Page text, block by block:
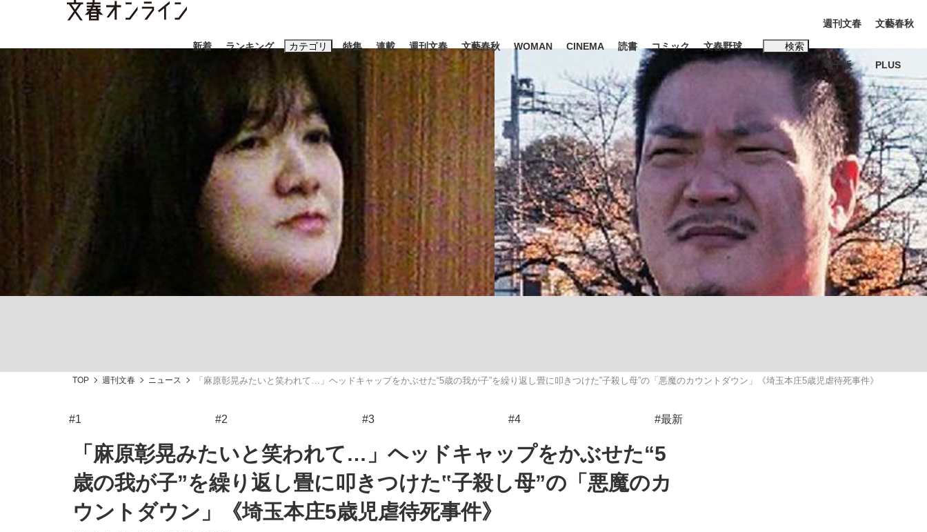
新着 ランキング カテゴリ
ニュース エンタメ ライフ ビジネス インタビュー
「90%は失敗する。でも…」本田圭佑が初めて明かした日本代表監督に... 「最悪の空気のまま解散」WBC日本代表“敗戦”の真実 選手が明かす...
特集
観る将棋、読む将棋
連載 週刊文春 文藝春秋 WOMAN CINEMA 読書 コミック 文春野球 検索
キーワード入力
おすすめのキーワードタグ一覧
#藤田晋 #三山凌輝 #高市早苗 #後藤真希 #森岡毅 #城彰二 #内田有紀
#松田聖子
#玉木雄一郎
#亀和田武
週刊文春
電子版
文藝春秋
PLUS
TOP 週刊文春 ニュース 「麻原彰晃みたいと笑われて…」ヘッドキャップをかぶせた“5歳の我が子”を繰り返し畳に叩きつけた‟子殺し母”の「悪魔のカウントダウン」《埼玉本庄5歳児虐待死事件》
#1 #2 #3 #4 #最新
「麻原彰晃みたいと笑われて…」ヘッドキャップをかぶせた“5
歳の我が子”を繰り返し畳に叩きつけた‟子殺し母”の「悪魔のカ
ウントダウン」《埼玉本庄5歳児虐待死事件》